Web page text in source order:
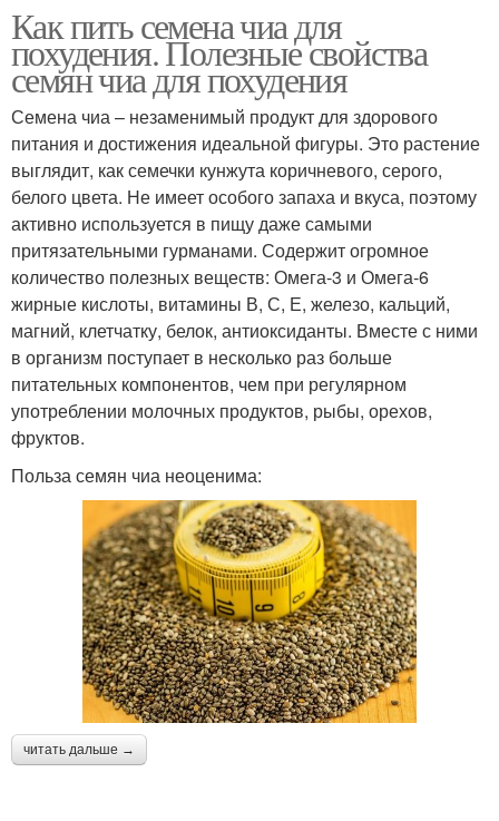
Как пить семена чиа для
похудения. Полезные свойства
семян чиа для похудения
Семена чиа – незаменимый продукт для здорового
питания и достижения идеальной фигуры. Это растение
выглядит, как семечки кунжута коричневого, серого,
белого цвета. Не имеет особого запаха и вкуса, поэтому
активно используется в пищу даже самыми
притязательными гурманами. Содержит огромное
количество полезных веществ: Омега-3 и Омега-6
жирные кислоты, витамины В, С, Е, железо, кальций,
магний, клетчатку, белок, антиоксиданты. Вместе с ними
в организм поступает в несколько раз больше
питательных компонентов, чем при регулярном
употреблении молочных продуктов, рыбы, орехов,
фруктов.
Польза семян чиа неоценима:
читать дальше →